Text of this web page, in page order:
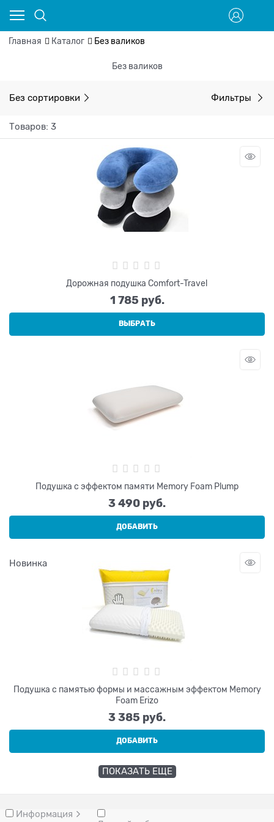
Главная Каталог Без валиков
Без валиков
Без сортировки Фильтры
Товаров: 3
Дорожная подушка Comfort-Travel
1 785 руб.
ВЫБРАТЬ
Подушка с эффектом памяти Memory Foam Plump
3 490 руб.
ДОБАВИТЬ
Новинка
Подушка с памятью формы и массажным эффектом Memory
Foam Erizo
3 385 руб.
ДОБАВИТЬ
ПОКАЗАТЬ ЕЩЕ
Информация